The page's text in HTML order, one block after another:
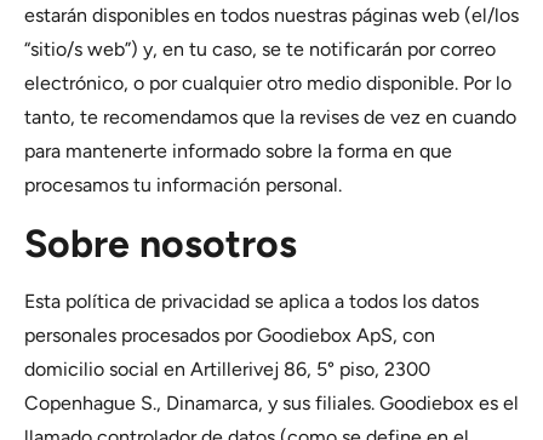
estarán disponibles en todos nuestras páginas web (el/los
“sitio/s web”) y, en tu caso, se te notificarán por correo
electrónico, o por cualquier otro medio disponible. Por lo
tanto, te recomendamos que la revises de vez en cuando
para mantenerte informado sobre la forma en que
procesamos tu información personal.
Sobre nosotros
Esta política de privacidad se aplica a todos los datos
personales procesados por Goodiebox ApS, con
domicilio social en Artillerivej 86, 5° piso, 2300
Copenhague S., Dinamarca, y sus filiales. Goodiebox es el